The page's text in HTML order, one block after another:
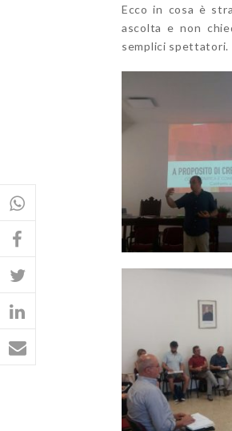
Ecco in cosa è
ascolta e non
semplici spettatori.